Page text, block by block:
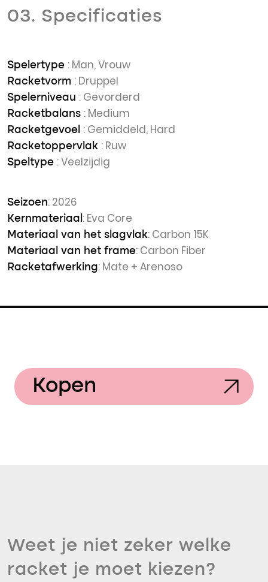
03. Specificaties
Spelertype : Man, Vrouw
Racketvorm : Druppel
Spelerniveau : Gevorderd
Racketbalans : Medium
Racketgevoel : Gemiddeld, Hard
Racketoppervlak : Ruw
Speltype : Veelzijdig
Seizoen: 2026
Kernmateriaal : Eva Core
Materiaal van het slagvlak: Carbon 15K
Materiaal van het frame: Carbon Fiber
Racketafwerking: Mate + Arenoso
Kopen
Weet je niet zeker welke
racket je moet kiezen?